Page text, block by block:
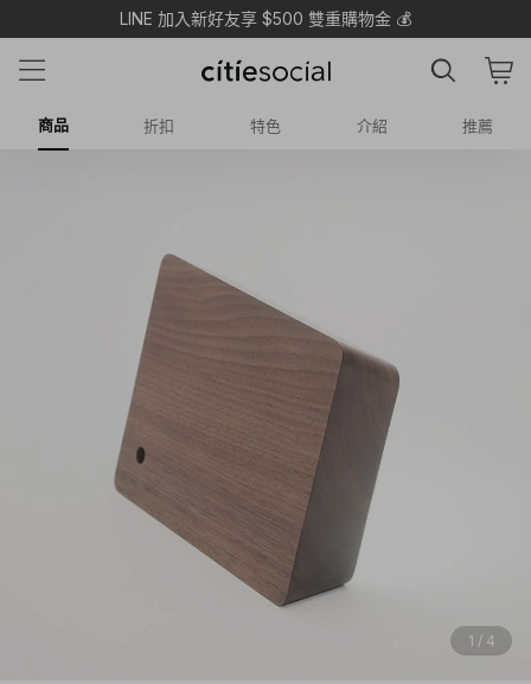
LINE 加入新好友享 $500 雙重購物金 💰
商品 折扣 特色 介紹 推薦
1 / 4